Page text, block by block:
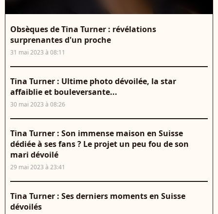
Obsèques de Tina Turner : révélations
surprenantes d'un proche
31 mai 2023 à 08:11
Tina Turner : Ultime photo dévoilée, la star
affaiblie et bouleversante...
30 mai 2023 à 08:26
Tina Turner : Son immense maison en Suisse
dédiée à ses fans ? Le projet un peu fou de son
mari dévoilé
29 mai 2023 à 23:41
Tina Turner : Ses derniers moments en Suisse
dévoilés